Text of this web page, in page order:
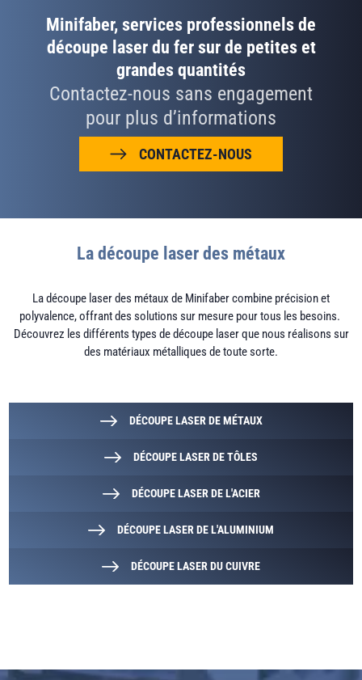
Minifaber, services professionnels de
découpe laser du fer sur de petites et
grandes quantités
Contactez-nous sans engagement
pour plus d’informations
CONTACTEZ-NOUS
La découpe laser des métaux
La découpe laser des métaux de Minifaber combine précision et
polyvalence, offrant des solutions sur mesure pour tous les besoins.
Découvrez les différents types de découpe laser que nous réalisons sur
des matériaux métalliques de toute sorte.
DÉCOUPE LASER DE MÉTAUX
DÉCOUPE LASER DE TÔLES
DÉCOUPE LASER DE L'ACIER
DÉCOUPE LASER DE L'ALUMINIUM
DÉCOUPE LASER DU CUIVRE